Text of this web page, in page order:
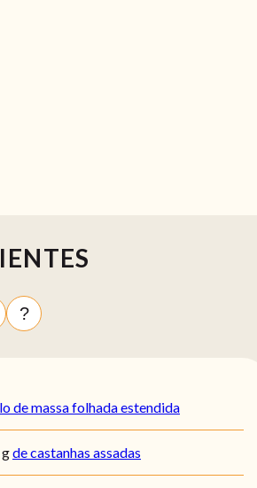
?
de massa folhada estendida
gde castanhas assadas